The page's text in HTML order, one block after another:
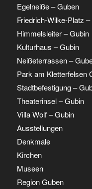
Egelneiße – Guben
Friedrich-Wilke-Platz
Himmelsleiter – Gubin
Kulturhaus – Gubin
Neißeterrassen –
Park am Kletterfelsen
Stadtbefestigung –
Theaterinsel – Gubin
Villa Wolf – Gubin
Ausstellungen
Denkmale
Kirchen
Museen
Region Guben